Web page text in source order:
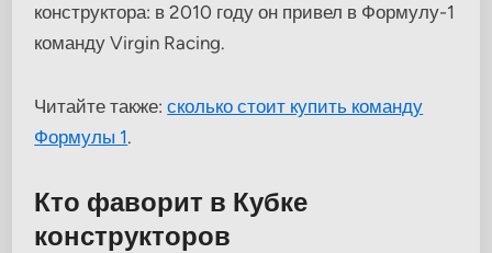
конструктора: в 2010 году он привел в Формулу-1
команду Virgin Racing.
Читайте также:сколько стоит купить команду
Формулы 1.
Кто фаворит в Кубке
конструкторов